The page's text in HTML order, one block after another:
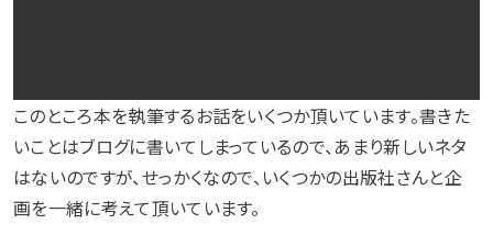
このところ本を執筆するお話をいくつか頂いています。書きた
いことはブログに書いてしまっているので、あまり新しいネタ
はないのですが、せっかくなので、いくつかの出版社さんと企
画を一緒に考えて頂いています。